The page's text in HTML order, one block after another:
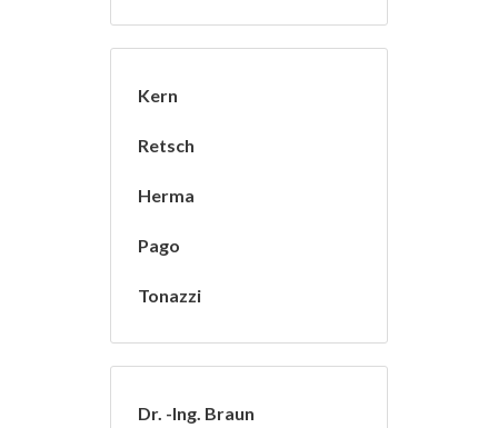
Kern
Retsch
Herma
Pago
Tonazzi
Dr. -Ing. Braun